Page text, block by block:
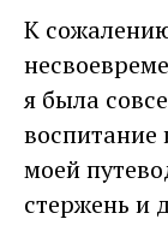
К
я была
моей
стержень и